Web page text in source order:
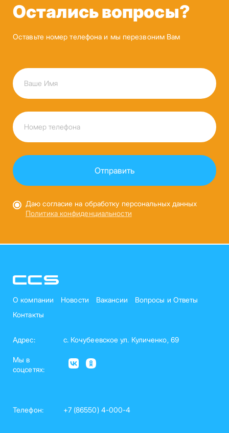
Остались вопросы?
Оставьте номер телефона и мы перезвоним Вам
Даю согласие на обработку персональных данных
Политика конфиденциальности
О компании Новости Вакансии
Вопросы и Ответы
Контакты
Адрес: с. Кочубеевское ул. Куличенко, 69
Мы в
соцсетях:
Телефон: +7 (86550) 4-000-4